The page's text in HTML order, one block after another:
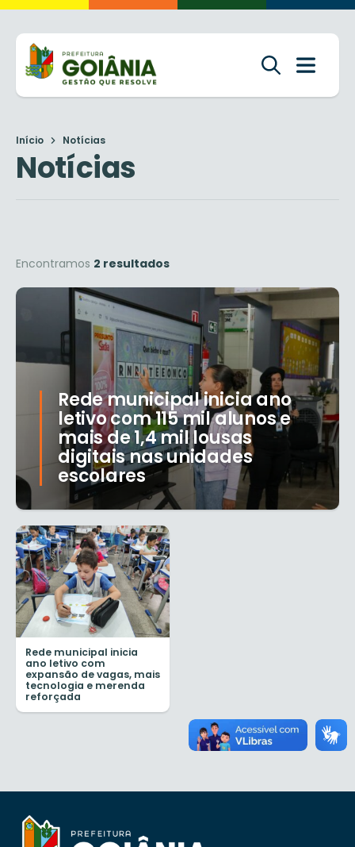
Início Notícias
Notícias
Encontramos 2 resultados
Rede municipal inicia ano
letivo com 115 mil alunos e
mais de 1,4 mil lousas
digitais nas unidades
escolares
Rede municipal inicia
ano letivo com
expansão de vagas, mais
tecnologia e merenda
reforçada